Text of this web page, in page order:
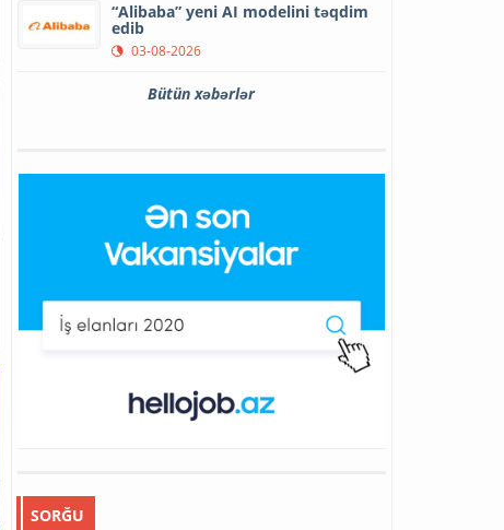
“Alibaba” yeni AI modelini təqdim
edib
03-08-2026
Bütün xəbərlər
SORĞU